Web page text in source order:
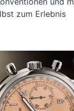
zum Erlebnis